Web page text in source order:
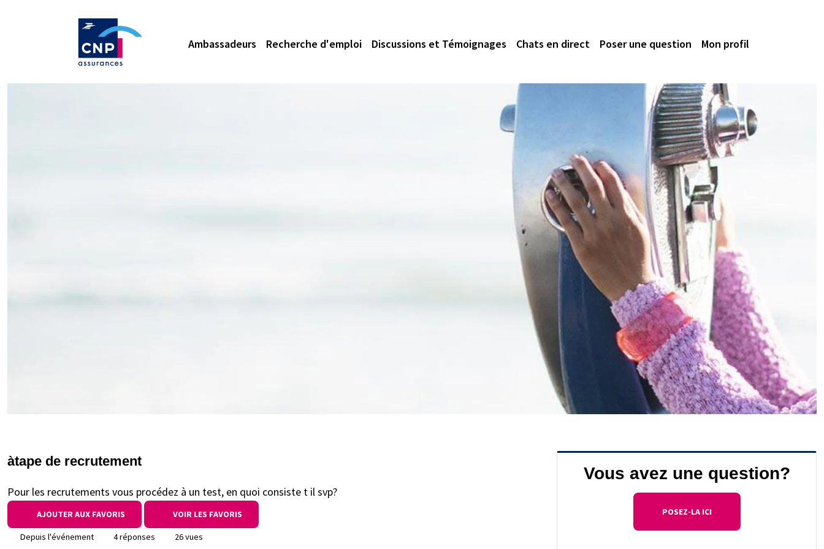
Ambassadeurs Recherche d'emploi Discussions et Témoignages Chats en direct Poser une question Mon profil
àtape de recrutement
Pour les recrutements vous procédez à un test, en quoi consiste t il svp?
AJOUTER AUX FAVORIS VOIR LES FAVORIS
Depuis l'événement 4 réponses 26 vues
Vous avez une question?
POSEZ-LA ICI